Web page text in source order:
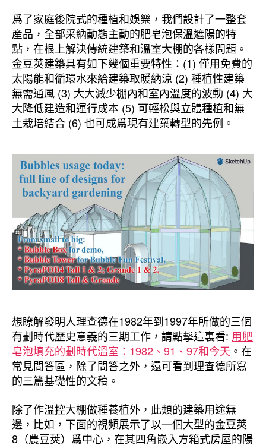
爲了家庭後院式的種植和娛樂，我們設計了一整套
産品，全部采納動態主動的肥皂泡保溫遮陽的特
點，在根上解決傳統建築和溫室大棚的各樣問題。
金豆莢建築具有如下幾個重要特性：(1) 僅用免費的
太陽能和循環水來給建築取暖納涼 (2) 種植性建築
無需通風 (3) 大大減少棚內和室內溫度的波動 (4) 大
大降低建造和運行成本 (5) 可輕松與立體種植和無
土栽培結合 (6) 也可成爲現有建築轉型的先例。
想瞭解發明人理查德在1982年到1997年所做的三個
有劃時代歷史意義的三期工作，請點擊這裏看: 用肥
皂泡填充的劃時代溫室：1982、91、97和今天 。在
常見問答區，除了問答之外，還可看到理查德所寫
的三篇基礎性的文稿。
除了作溫控大棚做種養植外，此類的建築用途無
邊，比如，下面的視頻展示了以一個大型的金豆莢
8（農豆莢）爲中心，在其四角嵌入方箱式房屋的陽